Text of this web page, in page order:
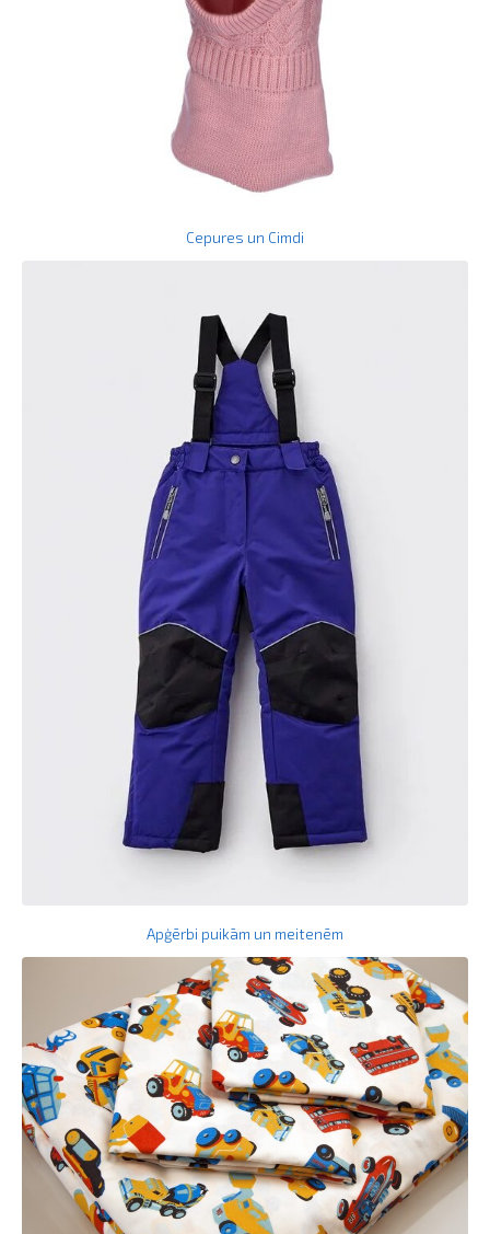
Cepures un Cimdi
Apģērbi puikām un meitenēm